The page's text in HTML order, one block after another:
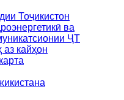
Тоҷикистон
ва
ҶТ
кайҳон